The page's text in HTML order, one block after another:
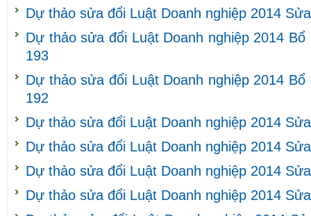
Dự thảo sửa đổi Luật Doanh nghiệp 2014
Dự thảo sửa đổi Luật Doanh nghiệp 2014
193
Dự thảo sửa đổi Luật Doanh nghiệp 2014
192
Dự thảo sửa đổi Luật Doanh nghiệp 2014
Dự thảo sửa đổi Luật Doanh nghiệp 2014
Dự thảo sửa đổi Luật Doanh nghiệp 2014
Dự thảo sửa đổi Luật Doanh nghiệp 2014